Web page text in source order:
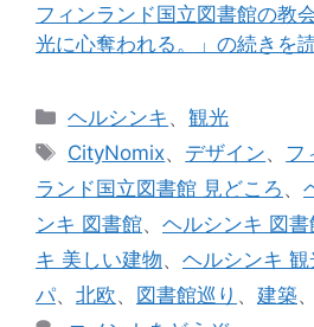
フィンランド国立図書館の教
光に心奪われる。」の続きを
カ
テ
リ
ー
ヘルシンキ 、観光
タ
グ
CityNomix、 デザイン、 フ
ランド国立図書館 見どころ 、
ンキ 図書館、 ヘルシンキ 図
キ 美しい建物、 ヘルシンキ
パ、 北欧、 図書館巡り 、 建築、